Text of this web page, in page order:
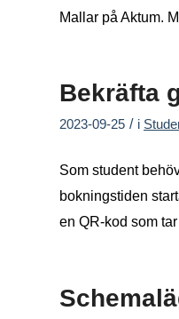
Mallar på Aktum.
Bekräfta
2023-09-25 / i
Som student
bokningstiden
en QR-kod som